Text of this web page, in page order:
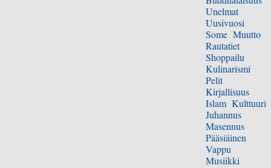
Unelmat
Uusivuosi
Some Muutto
Rautatiet
Shoppailu
Kulinarismi
Pelit
Kirjallisuus
Islam Kulttuuri
Juhannus
Masennus
Pääsiäinen
Vappu
Musiikki